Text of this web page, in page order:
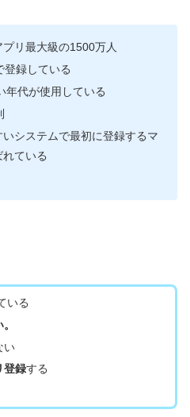
リ最大級の1500万人
登録している
年代が使用している
システムで最初に登録するマ
ている
いる
い
登録する